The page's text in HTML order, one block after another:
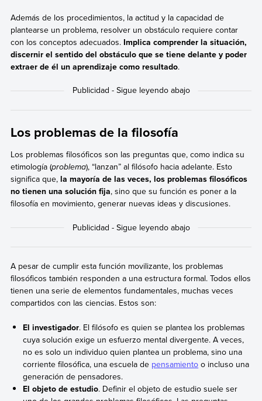
Además de los procedimientos, la actitud y la capacidad de
plantearse un problema, resolver un obstáculo requiere contar
con los conceptos adecuados. Implica comprender la situación,
discernir el sentido del obstáculo que se tiene delante y poder
extraer de él un aprendizaje como resultado.
Los problemas de la filosofía
Los problemas filosóficos son las preguntas que, como indica su
etimología (problema), “lanzan” al filósofo hacia adelante. Esto
significa que, la mayoría de las veces, los problemas filosóficos
no tienen una solución fija, sino que su función es poner a la
filosofía en movimiento, generar nuevas ideas y discusiones.
A pesar de cumplir esta función movilizante, los problemas
filosóficos también responden a una estructura formal. Todos ellos
tienen una serie de elementos fundamentales, muchas veces
compartidos con las ciencias. Estos son:
El investigador. El filósofo es quien se plantea los problemas
cuya solución exige un esfuerzo mental divergente. A veces,
no es solo un individuo quien plantea un problema, sino una
corriente filosófica, una escuela de pensamiento o incluso una
generación de pensadores.
El objeto de estudio. Definir el objeto de estudio suele ser